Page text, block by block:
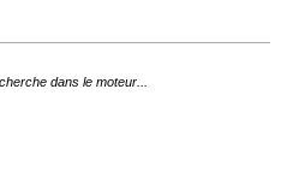
dans le moteur...